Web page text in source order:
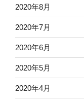
2020年8月
2020年7月
2020年6月
2020年5月
2020年4月